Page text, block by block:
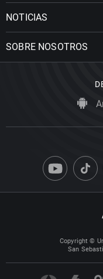
NOTICIAS
SOBRE NOSOTROS
Copyright ©
San